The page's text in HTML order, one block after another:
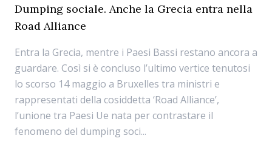
Dumping sociale. Anche la Grecia entra nella
Road Alliance
Entra la Grecia, mentre i Paesi Bassi restano ancora a
guardare. Così si è concluso l’ultimo vertice tenutosi
lo scorso 14 maggio a Bruxelles tra ministri e
rappresentati della cosiddetta ‘Road Alliance’,
l’unione tra Paesi Ue nata per contrastare il
fenomeno del dumping soci...